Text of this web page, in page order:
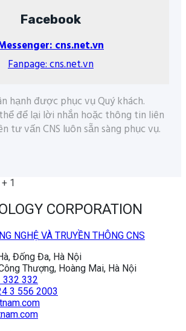
Facebook
cns.net.vn
Fanpage: cns.net.vn
hạnh được phục vụ Quý khách.
để lại lời nhắn hoặc thông tin liên
tư vấn CNS luôn sẵn sàng phục vụ.
1
CORPORATION
Đống Đa, Hà Nội
Thượng, Hoàng Mai, Hà Nội
332 332
3 556 2003